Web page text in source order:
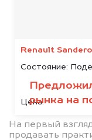
Renault
Состояние:
Цена:
рынка на
На первый
продавать